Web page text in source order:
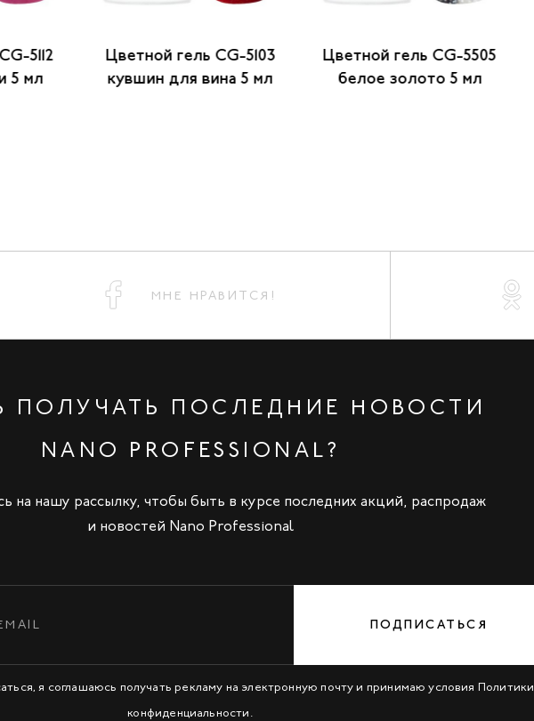
5112
5 мл
Цветной гель CG-5103
кувшин для вина 5 мл
Цветной гель CG-5505
белое золото 5 мл
МНЕ НРАВИТСЯ!
ПОЛУЧАТЬ ПОСЛЕДНИЕ НОВОСТИ
NANO PROFESSIONAL?
на нашу рассылку, чтобы быть в курсе последних акций, распродаж
и новостей Nano Professional
ПОДПИСАТЬСЯ
я соглашаюсь получать рекламу на электронную почту и принимаю условия Политики
конфиденциальности.